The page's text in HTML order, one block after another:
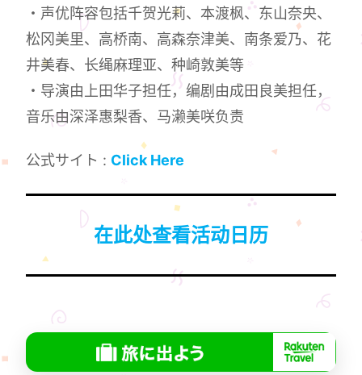
・声优阵容包括千贺光莉、本渡枫、东山奈央、
松冈美里、高桥南、高森奈津美、南条爱乃、花
井美春、长绳麻理亚、种崎敦美等
・导演由上田华子担任，编剧由成田良美担任，
音乐由深泽惠梨香、马濑美咲负责
公式サイト : Click Here
在此处查看活动日历